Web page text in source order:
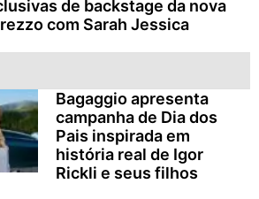
de backstage da nova
com Sarah Jessica
Bagaggio apresenta
campanha de Dia dos
Pais inspirada em
história real de Igor
Rickli e seus filhos